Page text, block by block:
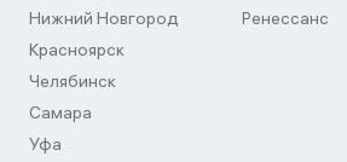
Нижний Новгород
Красноярск
Челябинск
Самара
Уфа
Ренессанс